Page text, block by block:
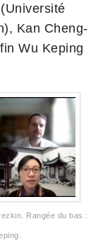
Kan Cheng-
Wu Keping
Rangée du bas :